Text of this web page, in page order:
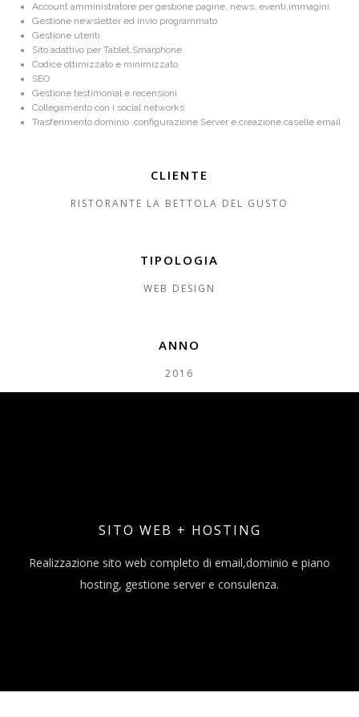
Account amministratore per gestione pagine, news, eventi,immagini
Gestione newsletter ed invio programmato
Gestione utenti
Sito adattivo per Tablet,Smarphone
Codice ottimizzato e minimizzato
SEO
Gestione testimonial e recensioni
Collegamento con i social networks
Trasferimento dominio ,configurazione Server e creazione caselle email
CLIENTE
RISTORANTE LA BETTOLA DEL GUSTO
TIPOLOGIA
WEB DESIGN
ANNO
2016
SITO WEB + HOSTING
Realizzazione sito web completo di email,dominio e piano
hosting, gestione server e consulenza.